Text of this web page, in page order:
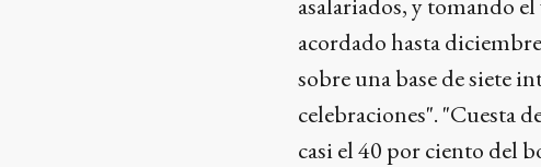
acordado hasta
sobre una base de siete
celebraciones". "Cuesta
casi el 40 por ciento del